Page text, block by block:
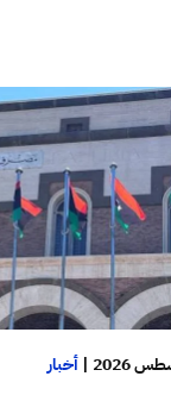
|أخبار